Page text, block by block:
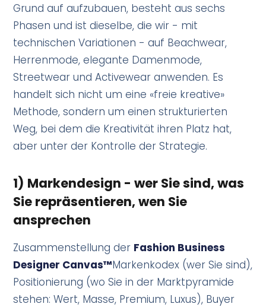
Grund auf aufzubauen, besteht aus sechs
Phasen und ist dieselbe, die wir - mit
technischen Variationen - auf Beachwear,
Herrenmode, elegante Damenmode,
Streetwear und Activewear anwenden. Es
handelt sich nicht um eine «freie kreative»
Methode, sondern um einen strukturierten
Weg, bei dem die Kreativität ihren Platz hat,
aber unter der Kontrolle der Strategie.
1) Markendesign - wer Sie sind, was
Sie repräsentieren, wen Sie
ansprechen
Zusammenstellung der Fashion Business
Designer Canvas™Markenkodex (wer Sie sind),
Positionierung (wo Sie in der Marktpyramide
stehen: Wert, Masse, Premium, Luxus), Buyer